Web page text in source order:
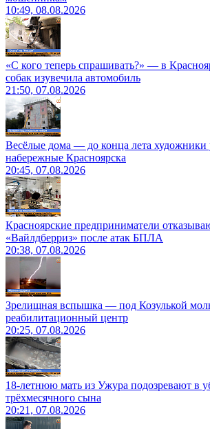
10:49, 08.08.2026
«С кого теперь спрашивать?» — в
собак изувечила автомобиль
21:50, 07.08.2026
Весёлые дома — до конца лета художники
набережные Красноярска
20:45, 07.08.2026
Красноярские предприниматели
«Вайлдберриз» после атак БПЛА
20:38, 07.08.2026
Зрелищная вспышка — под Козулькой
реабилитационный центр
20:25, 07.08.2026
18-летнюю мать из Ужура подозревают в
трёхмесячного сына
20:21, 07.08.2026